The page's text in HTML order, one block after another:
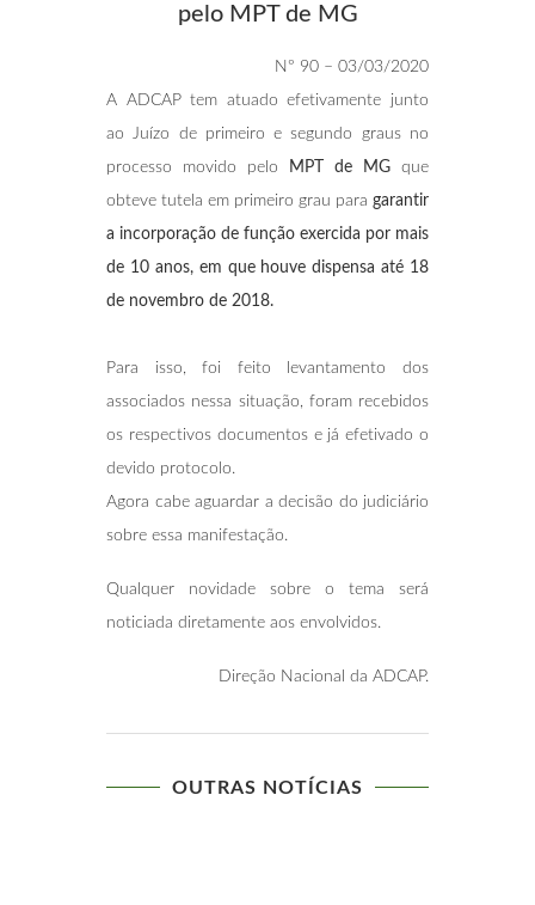
pelo MPT de MG
Nº 90 – 03/03/2020
A ADCAP tem atuado efetivamente junto
ao Juízo de primeiro e segundo graus no
processo movido pelo
MPT de MG que
obteve tutela em primeiro grau para garantir
a incorporação de função exercida por mais
de 10 anos, em que houve dispensa até 18
de novembro de 2018.
Para isso, foi feito levantamento dos
associados nessa situação, foram recebidos
os respectivos documentos e já efetivado o
devido protocolo.
Agora cabe aguardar a decisão do judiciário
sobre essa manifestação.
Qualquer novidade sobre o tema será
noticiada diretamente aos envolvidos.
Direção Nacional da ADCAP.
OUTRAS NOTÍCIAS